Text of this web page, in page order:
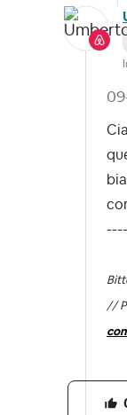
//